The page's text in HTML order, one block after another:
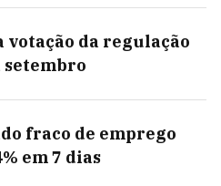
votação da regulação
fraco de emprego
em 7 dias